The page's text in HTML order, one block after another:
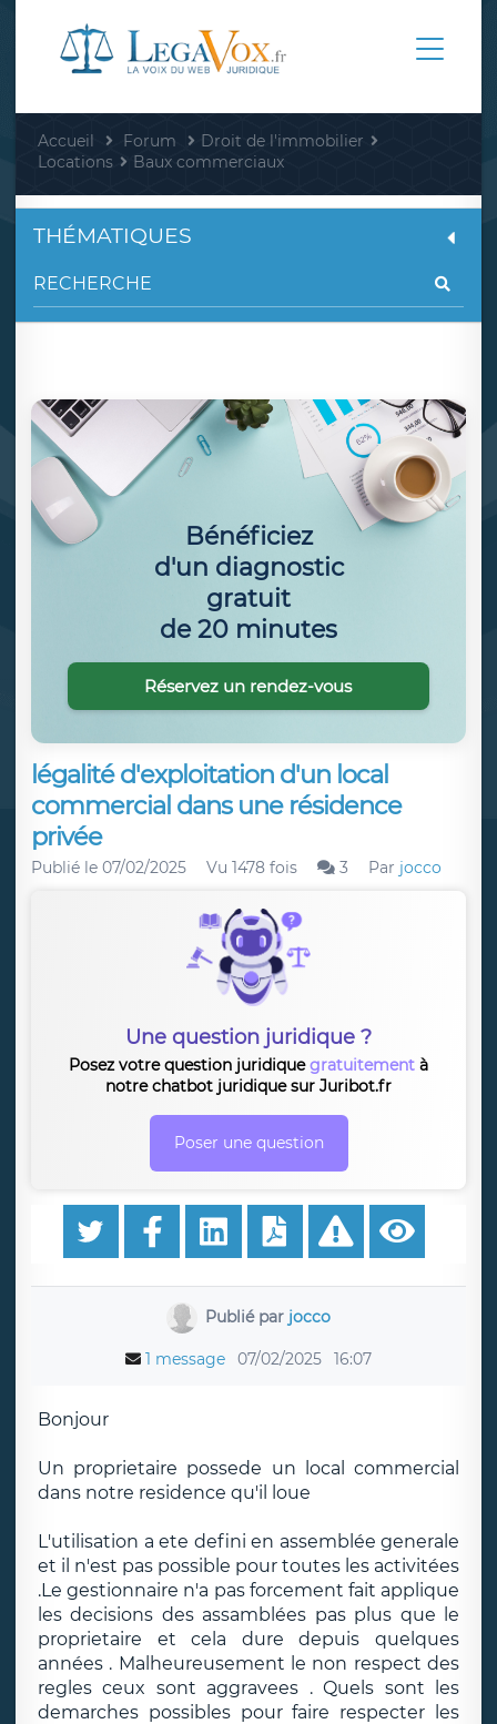
Accueil Forum
Droit de l'immobilier
Locations
Baux commerciaux
légalité d'exploitation d'un local
commercial dans une résidence
privée
Publié le 07/02/2025 Vu 1478 fois 3 Par jocco
Une question juridique ?
Posez votre question juridiquegratuitement à
notre chatbot juridique sur Juribot.fr
Poser une question
Publié par jocco
1 message 07/02/2025 16:07
Bonjour
Un proprietaire possede un local commercial
dans notre residence qu'il loue
L'utilisation a ete defini en assemblée generale
et il n'est pas possible pour toutes les activitées
.Le gestionnaire n'a pas forcement fait applique
les decisions des assamblées pas plus que le
proprietaire et cela dure depuis quelques
années . Malheureusement le non respect des
regles ceux sont aggravees . Quels sont les
demarches possibles pour faire respecter les
THÉMATIQUES
Bénéficiez
d'un diagnostic
gratuit
de 20 minutes
Réservez un rendez-vous